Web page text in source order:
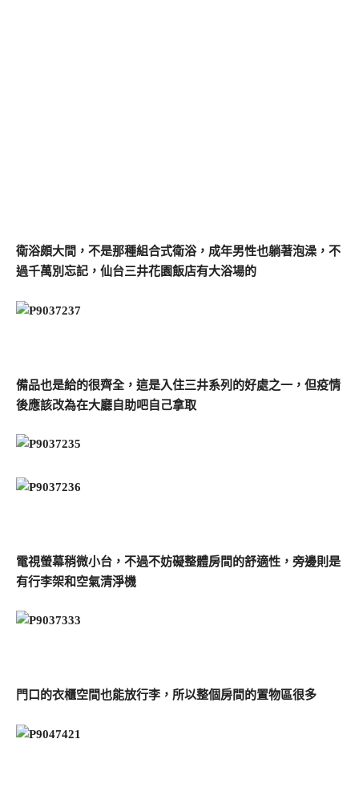
衛浴頗大間，不是那種組合式衛浴，成年男性也躺著泡澡，不
過千萬別忘記，仙台三井花園飯店有大浴場的
備品也是給的很齊全，這是入住三井系列的好處之一，但疫情
後應該改為在大廳自助吧自己拿取
電視螢幕稍微小台，不過不妨礙整體房間的舒適性，旁邊則是
有行李架和空氣清淨機
門口的衣櫃空間也能放行李，所以整個房間的置物區很多